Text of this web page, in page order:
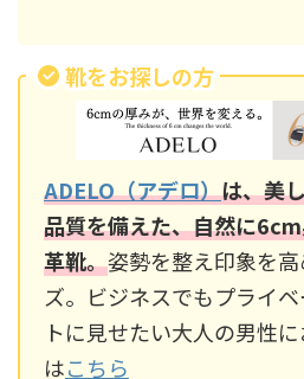
靴をお探しの方
ADELO（アデロ）は、美
品質を備えた、自然に
革靴。姿勢を整え印象を
ズ。ビジネスでもプライ
トに見せたい大人の男性
はこちら